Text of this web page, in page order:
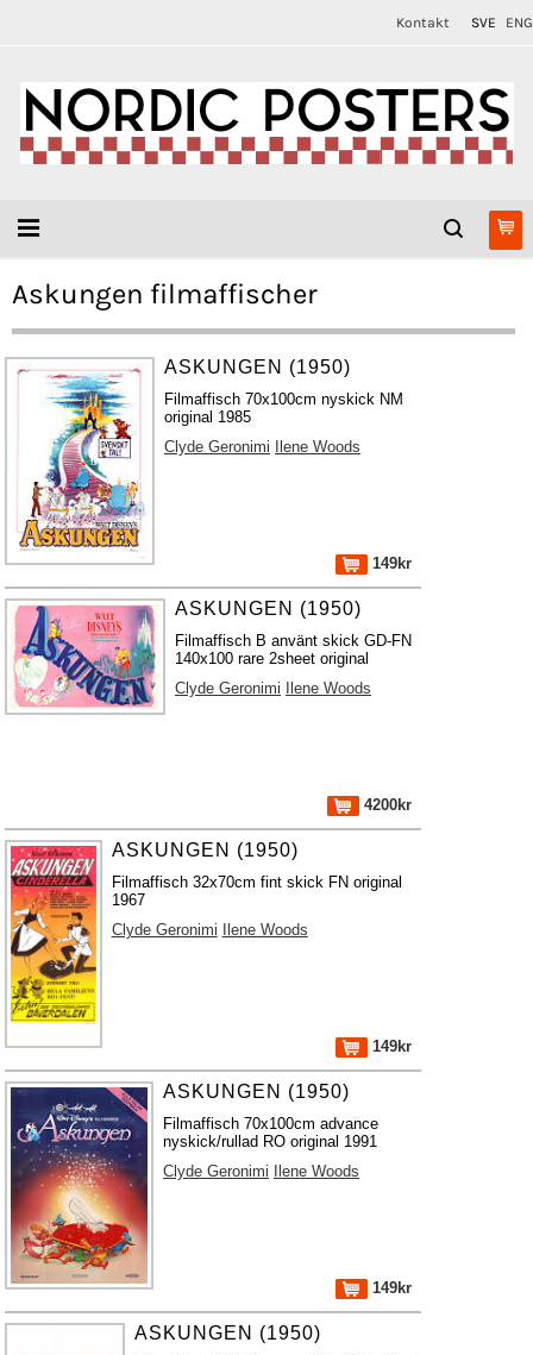
Kontakt SVE ENG
Askungen filmaffischer
ASKUNGEN (1950)
Filmaffisch 70x100cm nyskick NM
original 1985
Clyde Geronimi
Ilene Woods
149kr
ASKUNGEN (1950)
Filmaffisch B använt skick GD-FN
140x100 rare 2sheet original
Clyde Geronimi
Ilene Woods
4200kr
ASKUNGEN (1950)
Filmaffisch 32x70cm fint skick FN original
1967
Clyde Geronimi
Ilene Woods
149kr
ASKUNGEN (1950)
Filmaffisch 70x100cm advance
nyskick/rullad RO original 1991
Clyde Geronimi
Ilene Woods
149kr
ASKUNGEN (1950)